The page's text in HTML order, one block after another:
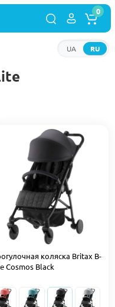
RU
UA
0
коляска Britax B-
Cosmos Black